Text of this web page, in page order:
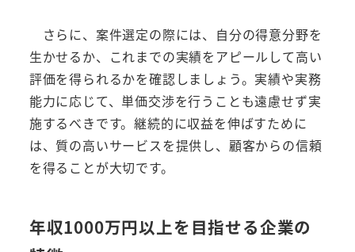
さらに、案件選定の際には、自分の得意分野を
生かせるか、これまでの実績をアピールして高い
評価を得られるかを確認しましょう。実績や実務
能力に応じて、単価交渉を行うことも遠慮せず実
施するべきです。継続的に収益を伸ばすために
は、質の高いサービスを提供し、顧客からの信頼
を得ることが大切です。
年収1000万円以上を目指せる企業の